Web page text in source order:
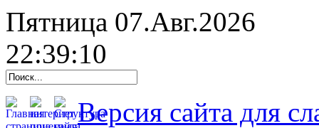
Пятница 07.Авг.2026
22:39:11
Версия сайта для